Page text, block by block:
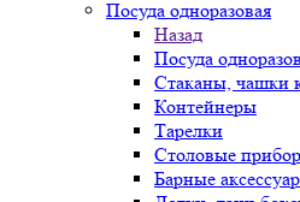
Посуда одноразовая
Назад
Посуда
Стаканы, чашки
Контейнеры
Тарелки
Столовые
Барные